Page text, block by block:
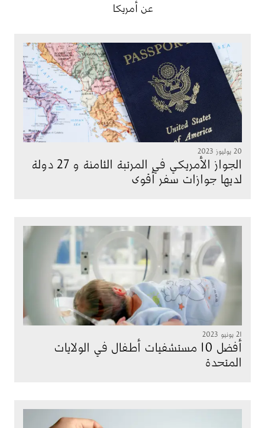
عن أمريكا
الصورة
20 يوليوز 2023
الجواز الأمريكي في المرتبة الثامنة و 27 دولة
لديها جوازات سفر أقوى
الصورة
21 يونيو 2023
أفضل 10 مستشفيات أطفال في الولايات
المتحدة